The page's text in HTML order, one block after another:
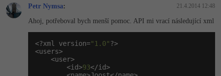
UML a návrhové vzory
React
Spring
HTML / CSS
UML a návrhové vzory
MySQL/MariaDB
Webdesigner
Systémový administrátor
C++
Swift -80%
Kotlin
-80%
Petr Nymsa: 21.4.2014 12:48
Ahoj, potřeboval bych menší pomoc. API mi vrací následující xml
<?xml version="1.0"?>
<users>
    <user>
        <id>
93</id>